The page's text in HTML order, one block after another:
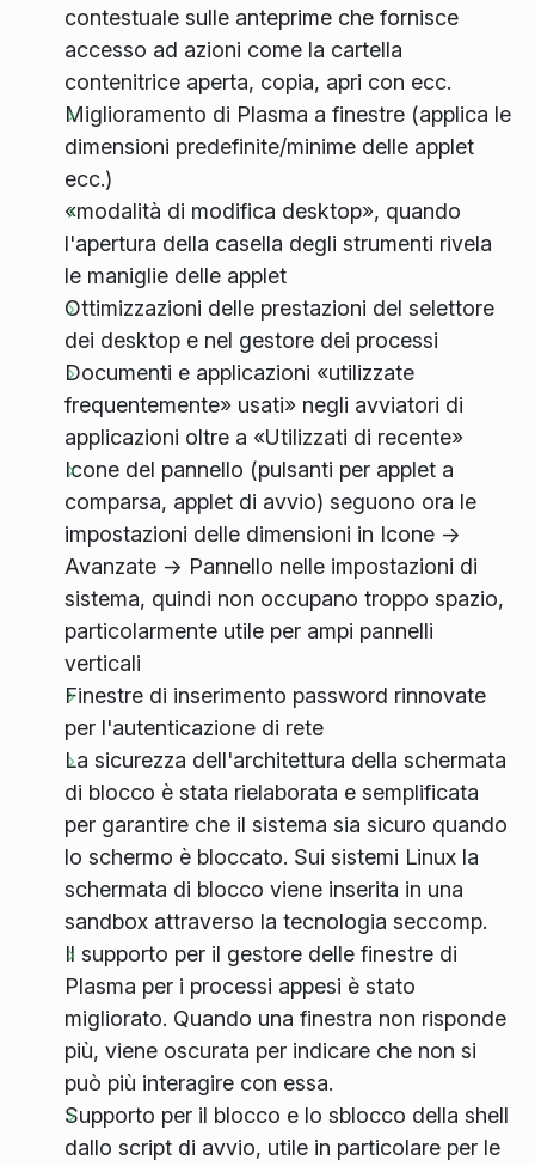
contestuale sulle anteprime che fornisce
accesso ad azioni come la cartella
contenitrice aperta, copia, apri con ecc.
Miglioramento di Plasma a finestre (applica le
dimensioni predefinite/minime delle applet
ecc.)
«modalità di modifica desktop», quando
l'apertura della casella degli strumenti rivela
le maniglie delle applet
Ottimizzazioni delle prestazioni del selettore
dei desktop e nel gestore dei processi
Documenti e applicazioni «utilizzate
frequentemente» usati» negli avviatori di
applicazioni oltre a «Utilizzati di recente»
Icone del pannello (pulsanti per applet a
comparsa, applet di avvio) seguono ora le
impostazioni delle dimensioni in Icone ->
Avanzate -> Pannello nelle impostazioni di
sistema, quindi non occupano troppo spazio,
particolarmente utile per ampi pannelli
verticali
Finestre di inserimento password rinnovate
per l'autenticazione di rete
La sicurezza dell'architettura della schermata
di blocco è stata rielaborata e semplificata
per garantire che il sistema sia sicuro quando
lo schermo è bloccato. Sui sistemi Linux la
schermata di blocco viene inserita in una
sandbox attraverso la tecnologia seccomp.
Il supporto per il gestore delle finestre di
Plasma per i processi appesi è stato
migliorato. Quando una finestra non risponde
più, viene oscurata per indicare che non si
può più interagire con essa.
Supporto per il blocco e lo sblocco della shell
dallo script di avvio, utile in particolare per le